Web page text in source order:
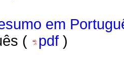
em
(
pdf )